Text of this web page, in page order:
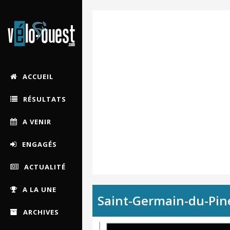
ACCUEIL
RÉSULTATS
A VENIR
ENGAGÉS
ACTUALITÉ
A LA UNE
ARCHIVES
Saint-Germain-du-